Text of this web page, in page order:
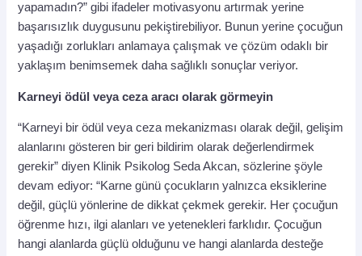
yapamadın?” gibi ifadeler motivasyonu artırmak yerine
başarısızlık duygusunu pekiştirebiliyor. Bunun yerine çocuğun
yaşadığı zorlukları anlamaya çalışmak ve çözüm odaklı bir
yaklaşım benimsemek daha sağlıklı sonuçlar veriyor.
Karneyi ödül veya ceza aracı olarak görmeyin
“Karneyi bir ödül veya ceza mekanizması olarak değil, gelişim
alanlarını gösteren bir geri bildirim olarak değerlendirmek
gerekir” diyen Klinik Psikolog Seda Akcan, sözlerine şöyle
devam ediyor: “Karne günü çocukların yalnızca eksiklerine
değil, güçlü yönlerine de dikkat çekmek gerekir. Her çocuğun
öğrenme hızı, ilgi alanları ve yetenekleri farklıdır. Çocuğun
hangi alanlarda güçlü olduğunu ve hangi alanlarda desteğe